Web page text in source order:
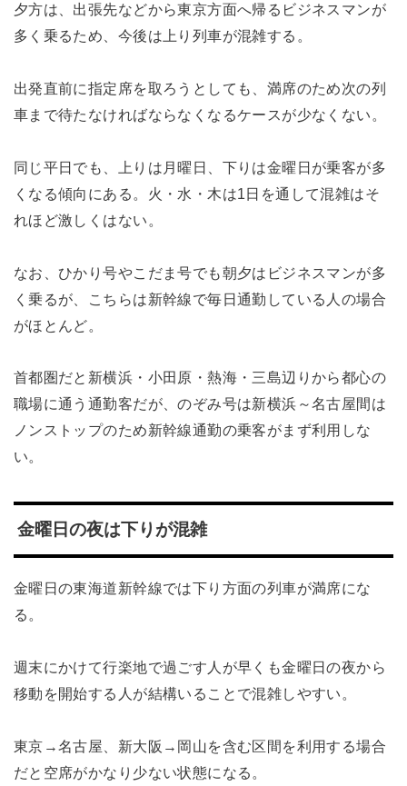
夕方は、出張先などから東京方面へ帰るビジネスマンが
多く乗るため、今後は上り列車が混雑する。
出発直前に指定席を取ろうとしても、満席のため次の列
車まで待たなければならなくなるケースが少なくない。
同じ平日でも、上りは月曜日、下りは金曜日が乗客が多
くなる傾向にある。火・水・木は1日を通して混雑はそ
れほど激しくはない。
なお、ひかり号やこだま号でも朝夕はビジネスマンが多
く乗るが、こちらは新幹線で毎日通勤している人の場合
がほとんど。
首都圏だと新横浜・小田原・熱海・三島辺りから都心の
職場に通う通勤客だが、のぞみ号は新横浜～名古屋間は
ノンストップのため新幹線通勤の乗客がまず利用しな
い。
金曜日の夜は下りが混雑
金曜日の東海道新幹線では下り方面の列車が満席にな
る。
週末にかけて行楽地で過ごす人が早くも金曜日の夜から
移動を開始する人が結構いることで混雑しやすい。
東京→名古屋、新大阪→岡山を含む区間を利用する場合
だと空席がかなり少ない状態になる。